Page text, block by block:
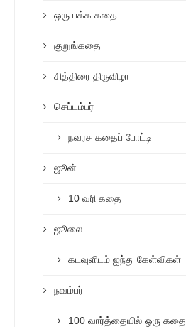
ஒரு பக்க கதை
குறுங்கதை
சித்திரை திருவிழா
செப்டம்பர்
நவரச கதைப் போட்டி
ஜூன்
10 வரி கதை
ஜூலை
கடவுளிடம் ஐந்து கேள்விகள்
நவம்பர்
100 வார்த்தையில் ஒரு கதை